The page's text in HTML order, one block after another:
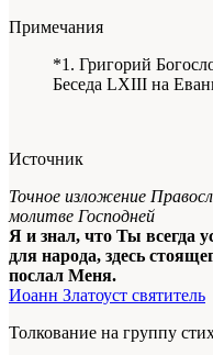
Примечания
*1. Григорий
Беседа LXIII на
Источник
Точное изложение
молитве Господней
Я и знал, что Ты всегда
для народа, здесь
послал Меня.
Иоанн Златоуст святитель
Толкование на группу